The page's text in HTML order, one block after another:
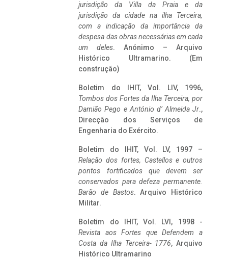
jurisdição da Villa da Praia e da
jurisdição da cidade na ilha Terceira,
com a indicação da importância da
despesa das obras necessárias em cada
um deles. Anónimo – Arquivo
Histórico Ultramarino. (Em
construção)
Boletim do IHIT, Vol. LIV, 1996,
Tombos dos Fortes da Ilha Terceira, por
Damião Pego e António d’ Almeida Jr.,
Direcção dos Serviços de
Engenharia do Exército.
Boletim do IHIT, Vol. LV, 1997 –
Relação dos fortes, Castellos e outros
pontos fortificados que devem ser
conservados para defeza permanente.
Barão de Bastos. Arquivo Histórico
Militar.
Boletim do IHIT, Vol. LVI, 1998 -
Revista aos Fortes que Defendem a
Costa da Ilha Terceira- 1776, Arquivo
Histórico Ultramarino